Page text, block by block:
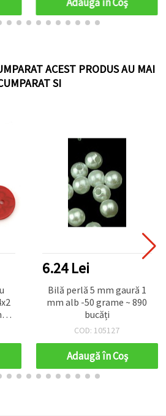
ACEST PRODUS AU MAI
SI
6.24 Lei
Bilă perlă 5 mm gaură 1
mm alb -50 grame ~ 890
bucăți
COD: 105127
Adaugă în Coş